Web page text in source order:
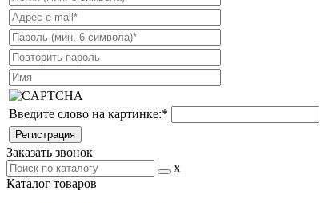
Введите слово на картинке:*
Заказать звонок
x
Каталог товаров